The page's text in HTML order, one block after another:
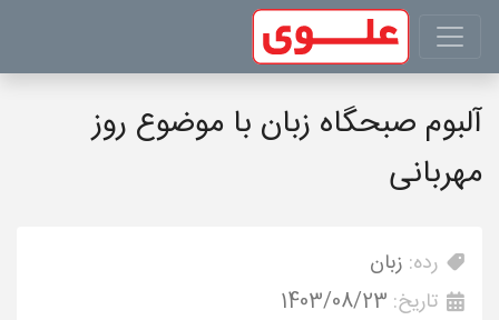
آلبوم صبحگاه زبان با موضوع روز
مهربانی
رده: زبان
تاریخ: 1403/08/23